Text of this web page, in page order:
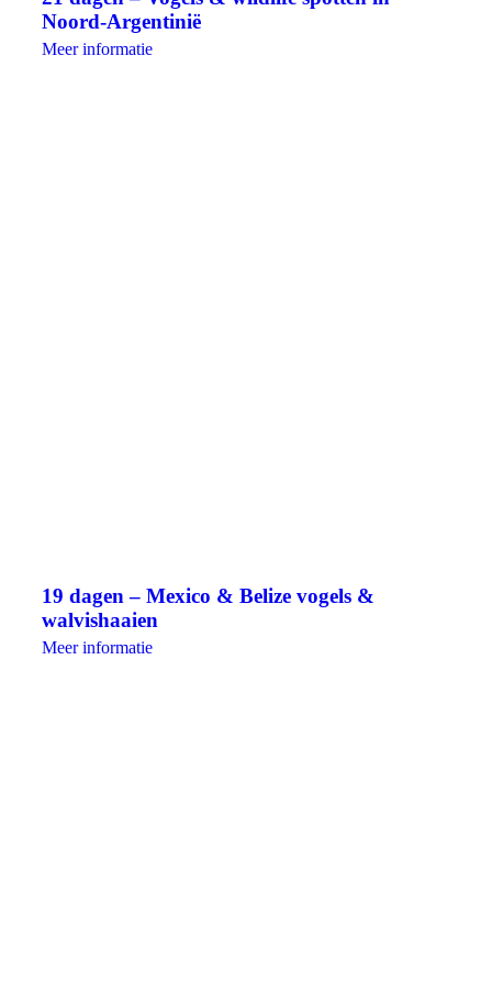
Noord-Argentinië
Meer informatie
19 dagen – Mexico & Belize vogels &
walvishaaien
Meer informatie